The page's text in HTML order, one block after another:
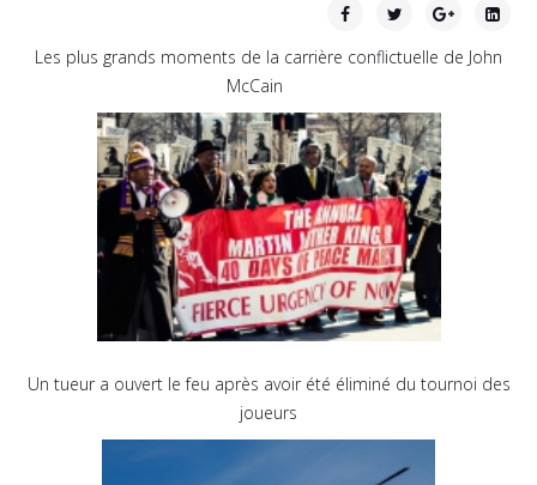
Les plus grands moments de la carrière conflictuelle de John
McCain
Un tueur a ouvert le feu après avoir été éliminé du tournoi des
joueurs